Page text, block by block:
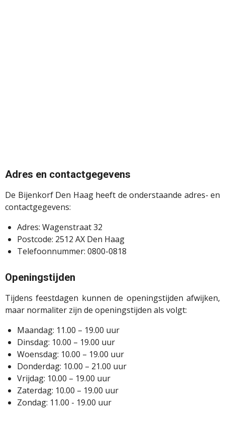
Adres en contactgegevens
De Bijenkorf Den Haag heeft de onderstaande adres- en
contactgegevens:
Adres: Wagenstraat 32
Postcode: 2512 AX Den Haag
Telefoonnummer: 0800-0818
Openingstijden
Tijdens feestdagen kunnen de openingstijden afwijken,
maar normaliter zijn de openingstijden als volgt:
Maandag: 11.00 – 19.00 uur
Dinsdag: 10.00 – 19.00 uur
Woensdag: 10.00 – 19.00 uur
Donderdag: 10.00 – 21.00 uur
Vrijdag: 10.00 – 19.00 uur
Zaterdag: 10.00 – 19.00 uur
Zondag: 11.00 - 19.00 uur